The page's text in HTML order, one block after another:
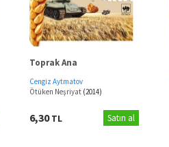
Toprak Ana
Cengiz Aytmatov
Ötüken Neşriyat (2014)
6,30TL Satın al